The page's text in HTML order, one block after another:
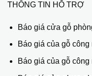
THÔNG TIN HỖ TRỢ
Báo giá cửa gỗ
Báo giá của gỗ công
Báo giá của gỗ